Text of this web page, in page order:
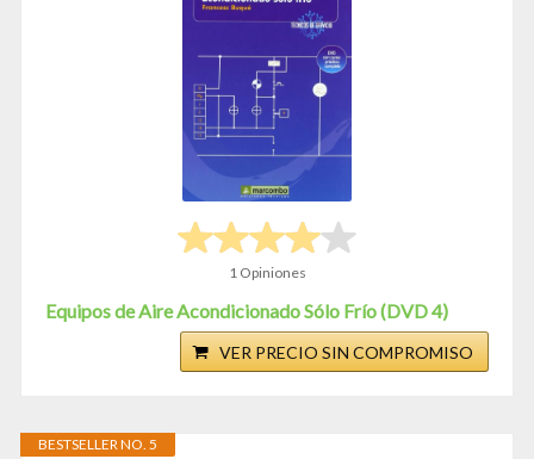
1 Opiniones
Equipos de Aire Acondicionado Sólo Frío (DVD 4)
VER PRECIO SIN COMPROMISO
BESTSELLER NO. 5